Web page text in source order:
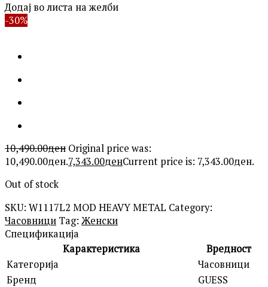
Додај во листа на желби
-30%
10,490.00ден Original price was:
10,490.00ден.7,343.00денCurrent price is: 7,343.00ден.
Out of stock
SKU: W1117L2 MOD HEAVY METAL Category:
Часовници Tag: Женски
Спецификација
Карактеристика
Вредност
Категорија
Часовници
Бренд
GUESS